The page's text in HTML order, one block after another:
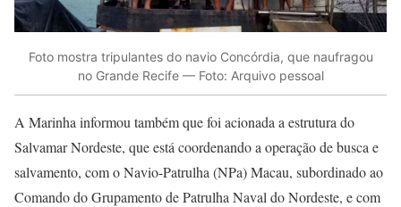
Foto mostra tripulantes do navio Concórdia, que naufragou
no Grande Recife — Foto: Arquivo pessoal
A Marinha informou também que foi acionada a estrutura do
Salvamar Nordeste, que está coordenando a operação de busca e
salvamento, com o Navio-Patrulha (NPa) Macau, subordinado ao
Comando do Grupamento de Patrulha Naval do Nordeste, e com